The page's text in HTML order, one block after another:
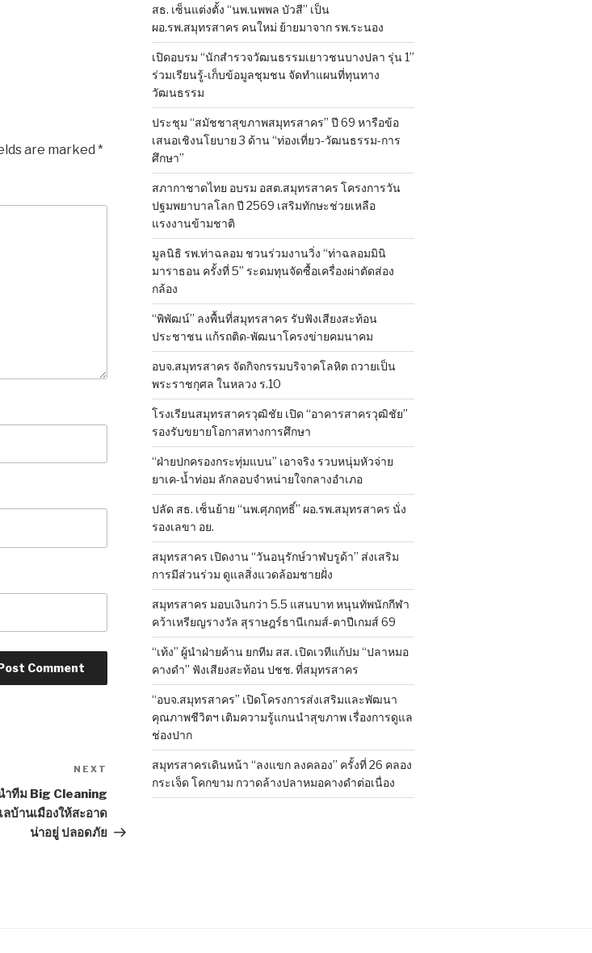
are marked *
NEXT
ำทีม Big Cleaning
บ้านเมืองให้สะอาด
น่าอยู่ ปลอดภัย
สธ. เซ็นแต่งตั้ง “นพ.นพพล บัวสี” เป็น
ผอ.รพ.สมุทรสาคร คนใหม่ ย้ายมาจาก รพ.ระนอง
เปิดอบรม “นักสำรวจวัฒนธรรมเยาวชนบางปลา รุ่น 1”
ร่วมเรียนรู้-เก็บข้อมูลชุมชน จัดทำแผนที่ทุนทาง
วัฒนธรรม
ประชุม “สมัชชาสุขภาพสมุทรสาคร” ปี 69 หารือข้อ
เสนอเชิงนโยบาย 3 ด้าน “ท่องเที่ยว-วัฒนธรรม-การ
ศึกษา”
สภากาชาดไทย อบรม อสต.สมุทรสาคร โครงการวัน
ปฐมพยาบาลโลก ปี 2569 เสริมทักษะช่วยเหลือ
แรงงานข้ามชาติ
มูลนิธิ รพ.ท่าฉลอม ชวนร่วมงานวิ่ง “ท่าฉลอมมินิ
มาราธอน ครั้งที่ 5” ระดมทุนจัดซื้อเครื่องผ่าตัดส่อง
กล้อง
“พิพัฒน์” ลงพื้นที่สมุทรสาคร รับฟังเสียงสะท้อน
ประชาชน แก้รถติด-พัฒนาโครงข่ายคมนาคม
อบจ.สมุทรสาคร จัดกิจกรรมบริจาคโลหิต ถวายเป็น
พระราชกุศล ในหลวง ร.10
โรงเรียนสมุทรสาครวุฒิชัย เปิด “อาคารสาครวุฒิชัย”
รองรับขยายโอกาสทางการศึกษา
“ฝ่ายปกครองกระทุ่มแบน” เอาจริง รวบหนุ่มหัวจ่าย
ยาเค-น้ำท่อม ลักลอบจำหน่ายใจกลางอำเภอ
ปลัด สธ. เซ็นย้าย “นพ.ศุภฤทธิ์” ผอ.รพ.สมุทรสาคร นั่ง
รองเลขา อย.
สมุทรสาคร เปิดงาน “วันอนุรักษ์วาฬบรูด้า” ส่งเสริม
การมีส่วนร่วม ดูแลสิ่งแวดล้อมชายฝั่ง
สมุทรสาคร มอบเงินกว่า 5.5 แสนบาท หนุนทัพนักกีฬา
คว้าเหรียญรางวัล สุราษฎร์ธานีเกมส์-ตาปีเกมส์ 69
“เท้ง” ผู้นำฝ่ายค้าน ยกทีม สส. เปิดเวทีแก้ปม “ปลาหมอ
คางดำ” ฟังเสียงสะท้อน ปชช. ที่สมุทรสาคร
“อบจ.สมุทรสาคร” เปิดโครงการส่งเสริมและพัฒนา
คุณภาพชีวิตฯ เติมความรู้แกนนำสุขภาพ เรื่องการดูแล
ช่องปาก
สมุทรสาครเดินหน้า “ลงแขก ลงคลอง” ครั้งที่ 26 คลอง
กระเจ็ด โคกขาม กวาดล้างปลาหมอคางดำต่อเนื่อง